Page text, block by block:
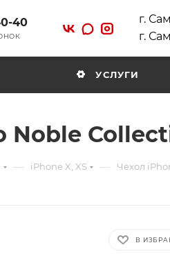
40
г.
г.
УСЛУГИ
Noble
— iPhone X, XS — Чехол
В